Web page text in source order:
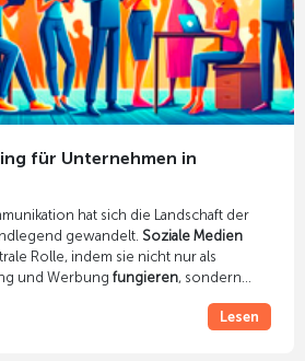
für Unternehmen in
hat sich die Landschaft der
gewandelt. Soziale Medien
Rolle, indem sie nicht nur als
und Werbung fungieren, sondern
Lesen